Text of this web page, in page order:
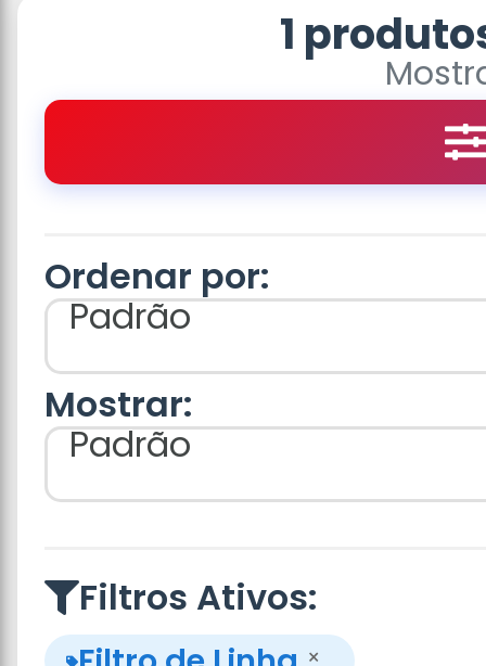
1
Ordenar por:
Padrão
Mostrar:
Padrão
Filtros Ativos:
×